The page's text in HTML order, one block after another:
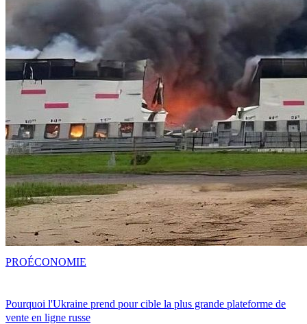
Pourquoi l'Ukraine prend pour cible la plus grande plateforme de
vente en ligne russe
PROÉCONOMIE